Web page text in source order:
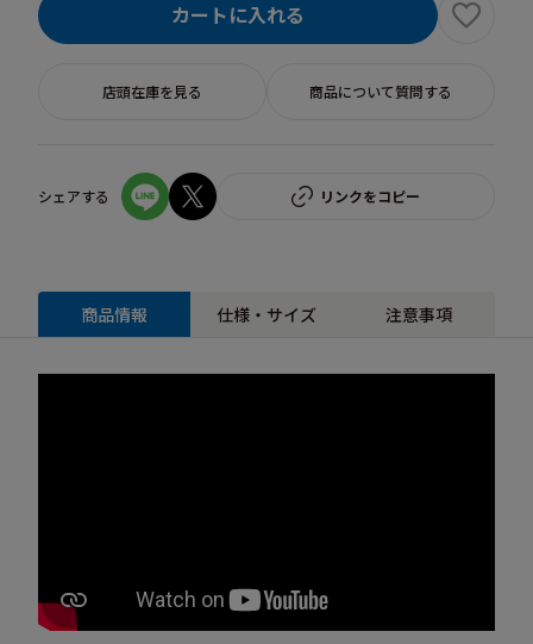
カートに入れる
店頭在庫を見る 商品について質問する
シェアする リンクをコピー
商品情報 仕様・サイズ 注意事項